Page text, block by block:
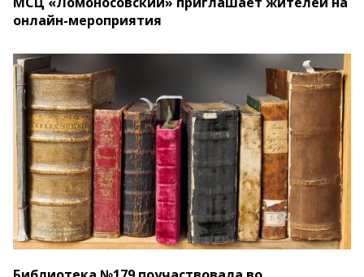
онлайн-мероприятия